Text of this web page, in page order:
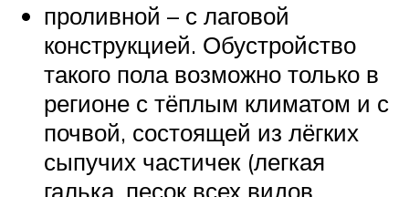
проливной – с лаговой
конструкцией. Обустройство
такого пола возможно только в
регионе с тёплым климатом и с
почвой, состоящей из лёгких
сыпучих частичек (легкая
галька, песок всех видов,